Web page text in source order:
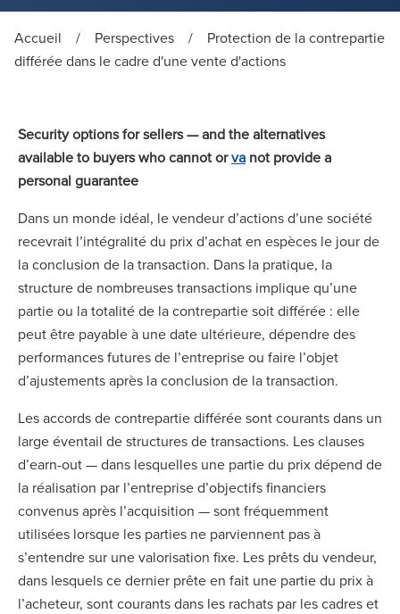
Accueil / Perspectives /
Protection de la contrepartie
différée dans le cadre d'une vente d'actions
Security options for sellers — and the alternatives
available to buyers who cannot orva not provide a
personal guarantee
Dans un monde idéal, le vendeur d’actions d’une société
recevrait l’intégralité du prix d’achat en espèces le jour de
la conclusion de la transaction. Dans la pratique, la
structure de nombreuses transactions implique qu’une
partie ou la totalité de la contrepartie soit différée : elle
peut être payable à une date ultérieure, dépendre des
performances futures de l’entreprise ou faire l’objet
d’ajustements après la conclusion de la transaction.
Les accords de contrepartie différée sont courants dans un
large éventail de structures de transactions. Les clauses
d’earn-out — dans lesquelles une partie du prix dépend de
la réalisation par l’entreprise d’objectifs financiers
convenus après l’acquisition — sont fréquemment
utilisées lorsque les parties ne parviennent pas à
s’entendre sur une valorisation fixe. Les prêts du vendeur,
dans lesquels ce dernier prête en fait une partie du prix à
l’acheteur, sont courants dans les rachats par les cadres et